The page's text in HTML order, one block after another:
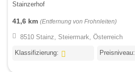
Stainzerhof
41,6 km (Entfernung von Frohnleiten)
8510 Stainz, Steiermark, Österreich
Klassifizierung: Preisniveau: